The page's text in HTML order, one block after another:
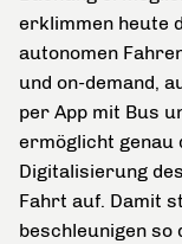
erklimmen heute
autonomen
und on-demand,
per App mit Bus
ermöglicht genau
Digitalisierung
Fahrt auf. Damit
beschleunigen so